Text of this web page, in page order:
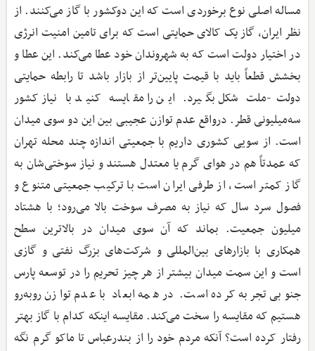
مساله اصلی نوع برخوردی است که این دوکشور با گاز می‌کنند. از
نظر ایران، گاز یک کالای حمایتی است که برای تامین امنیت انرژی
در اختیار دولت است که به شهروندان خود عطا می‌کند. این عطا و
بخشش قطعاً باید با قیمت پایین‌تر از بازار باشد تا رابطه حمایتی
دولت-ملت شکل بگیرد. این را مقایسه کنید با نیاز کشور
سه‌میلیونی قطر. درواقع عدم توازن عجیبی بین این دو سوی میدان
است. از سویی کشوری داریم با جمعیتی اندازه چند محله تهران
که عمدتاً هم در هوای گرم یا معتدل هستند و نیاز سوختی‌شان به
گاز کمتر است، از طرفی ایران است با ترکیب جمعیتی متنوع و
فصول سرد سال که نیاز به مصرف سوخت بالا می‌رود؛ با هشتاد
میلیون جمعیت. بماند که آن سوی میدان در بالاترین سطح
همکاری با بازارهای بین‌المللی و شرکت‌های بزرگ نفتی و گازی
است و این سمت میدان بیشتر از هر چیز تحریم را در توسعه پارس
جنوبی تجربه کرده است. در همه ابعاد با عدم توازن روبه‌رو
هستیم که مقایسه را سخت می‌کند. مقایسه اینکه کدام با گاز بهتر
رفتار کرده است؟ آنکه مردم خود را از بندرعباس تا ماکو گرم نگه